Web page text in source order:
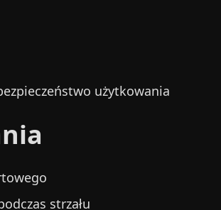
użytkowania
strzału